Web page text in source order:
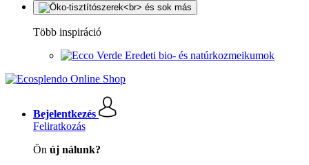
Több inspiráció
Eredeti bio- és natúrkozmeikumok
Bejelentkezés
Feliratkozás
Ön új nálunk?